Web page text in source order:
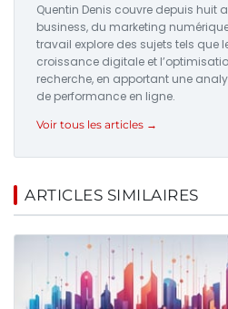
Quentin Denis couvre depuis huit
business, du marketing
travail explore des sujets tels que
croissance digitale et
recherche, en apportant une
de performance en ligne.
Voir tous les articles →
ARTICLES SIMILAIRES